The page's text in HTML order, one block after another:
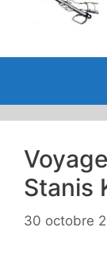
Stanis
30 octobre